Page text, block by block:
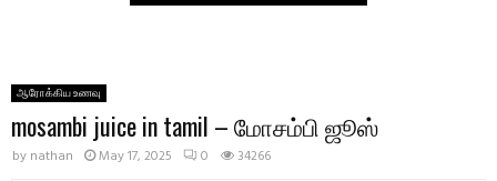
ஆரோக்கிய உணவு
mosambi juice in tamil – மோசம்பி ஜூஸ்
by nathan May 17, 2025 0 34266